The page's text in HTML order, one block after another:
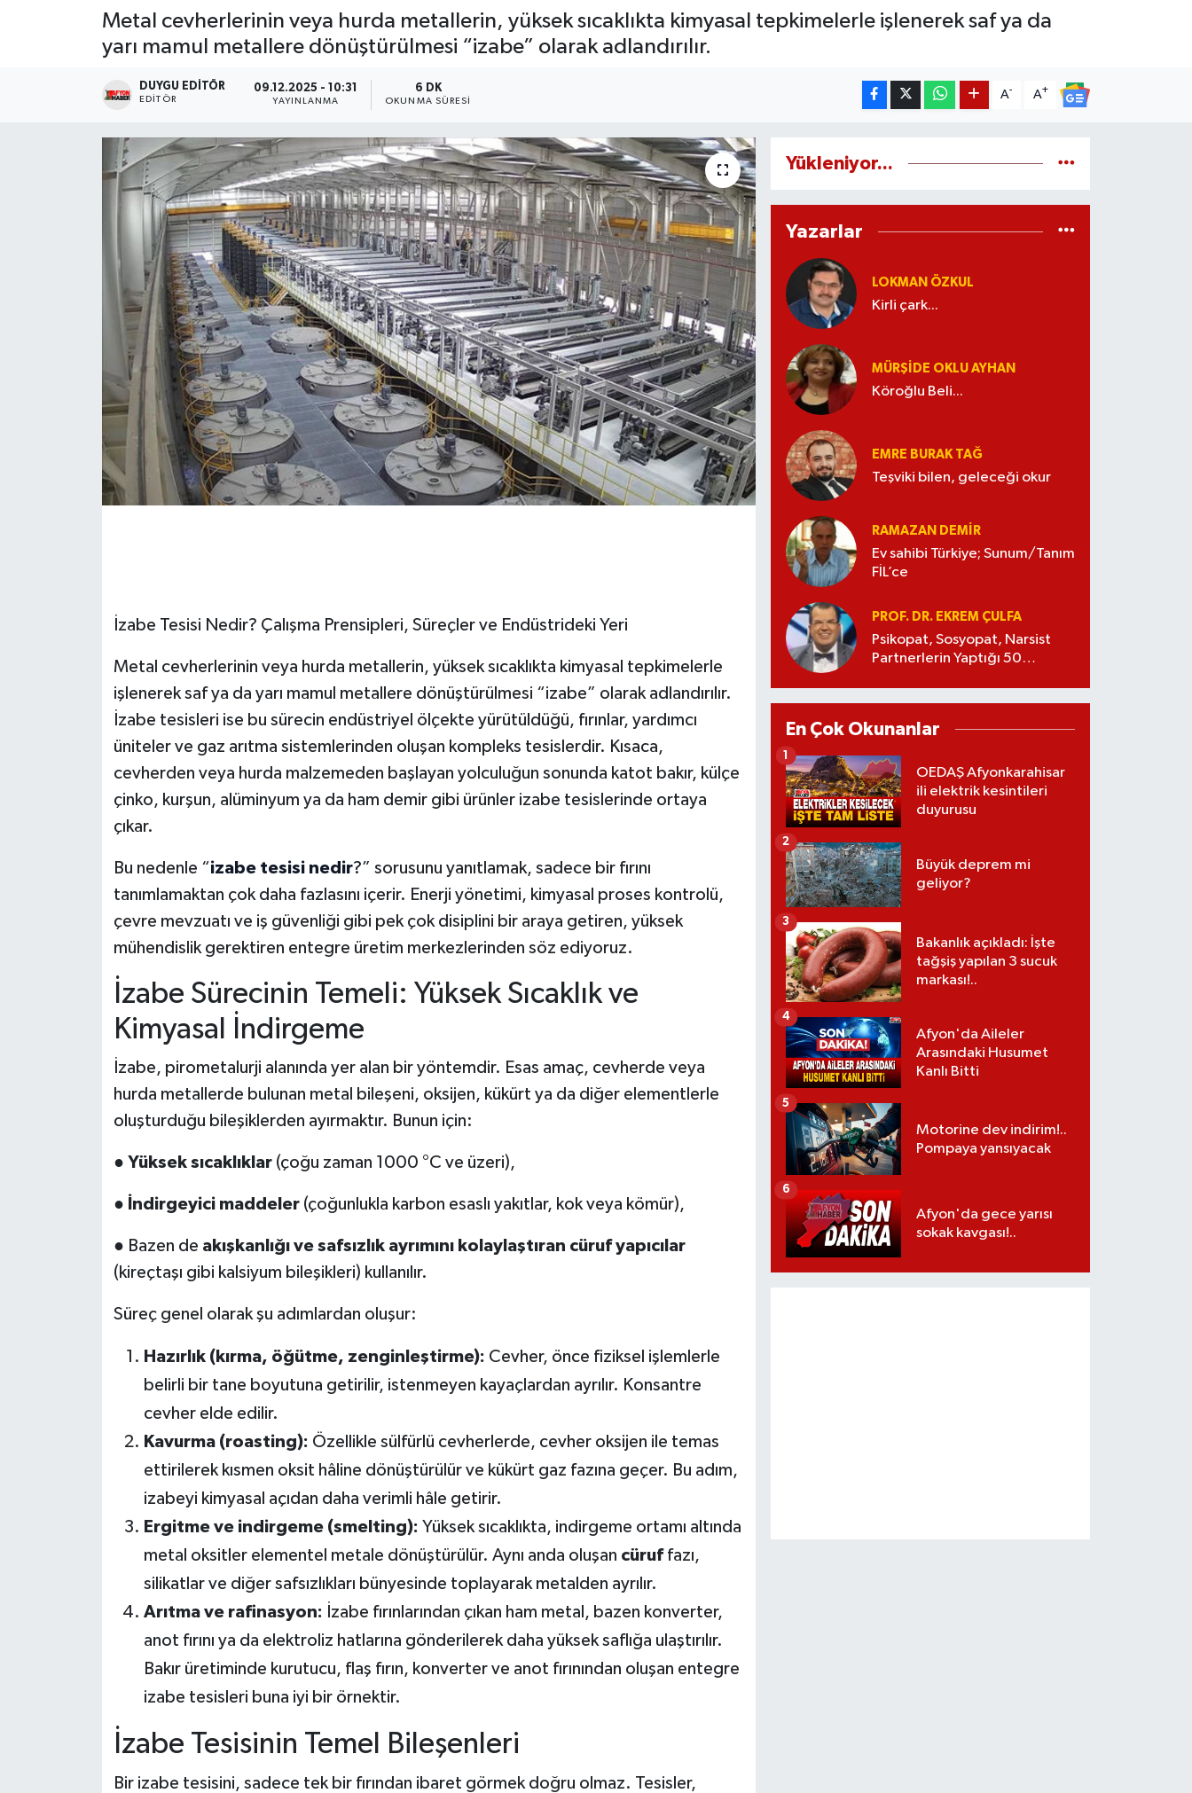
Metal cevherlerinin veya hurda metallerin, yüksek sıcaklıkta kimyasal tepkimelerle işlenerek saf ya da
yarı mamul metallere dönüştürülmesi “izabe” olarak adlandırılır.
DUYGU EDITÖR
EDITÖR
09.12.2025 - 10:31
YAYINLANMA
6 DK
OKUNMA SÜRESI
A- A+
İzabe Tesisi Nedir? Çalışma Prensipleri, Süreçler ve Endüstrideki Yeri
Metal cevherlerinin veya hurda metallerin, yüksek sıcaklıkta kimyasal tepkimelerle
işlenerek saf ya da yarı mamul metallere dönüştürülmesi “izabe” olarak adlandırılır.
İzabe tesisleri ise bu sürecin endüstriyel ölçekte yürütüldüğü, fırınlar, yardımcı
üniteler ve gaz arıtma sistemlerinden oluşan kompleks tesislerdir. Kısaca,
cevherden veya hurda malzemeden başlayan yolculuğun sonunda katot bakır, külçe
çinko, kurşun, alüminyum ya da ham demir gibi ürünler izabe tesislerinde ortaya
çıkar.
Bu nedenle “izabe tesisi nedir?” sorusunu yanıtlamak, sadece bir fırını
tanımlamaktan çok daha fazlasını içerir. Enerji yönetimi, kimyasal proses kontrolü,
çevre mevzuatı ve iş güvenliği gibi pek çok disiplini bir araya getiren, yüksek
mühendislik gerektiren entegre üretim merkezlerinden söz ediyoruz.
İzabe Sürecinin Temeli: Yüksek Sıcaklık ve
Kimyasal İndirgeme
İzabe, pirometalurji alanında yer alan bir yöntemdir. Esas amaç, cevherde veya
hurda metallerde bulunan metal bileşeni, oksijen, kükürt ya da diğer elementlerle
oluşturduğu bileşiklerden ayırmaktır. Bunun için:
● Yüksek sıcaklıklar(çoğu zaman 1000 °C ve üzeri),
● İndirgeyici maddeler(çoğunlukla karbon esaslı yakıtlar, kok veya kömür),
● Bazen de akışkanlığı ve safsızlık ayrımını kolaylaştıran cüruf yapıcılar
(kireçtaşı gibi kalsiyum bileşikleri) kullanılır.
Süreç genel olarak şu adımlardan oluşur:
Hazırlık (kırma, öğütme, zenginleştirme): Cevher, önce fiziksel işlemlerle
belirli bir tane boyutuna getirilir, istenmeyen kayaçlardan ayrılır. Konsantre
cevher elde edilir.
Kavurma (roasting): Özellikle sülfürlü cevherlerde, cevher oksijen ile temas
ettirilerek kısmen oksit hâline dönüştürülür ve kükürt gaz fazına geçer. Bu adım,
izabeyi kimyasal açıdan daha verimli hâle getirir.
Ergitme ve indirgeme (smelting): Yüksek sıcaklıkta, indirgeme ortamı altında
metal oksitler elementel metale dönüştürülür. Aynı anda oluşan cüruffazı,
silikatlar ve diğer safsızlıkları bünyesinde toplayarak metalden ayrılır.
Arıtma ve rafinasyon: İzabe fırınlarından çıkan ham metal, bazen konverter,
anot fırını ya da elektroliz hatlarına gönderilerek daha yüksek saflığa ulaştırılır.
Bakır üretiminde kurutucu, flaş fırın, konverter ve anot fırınından oluşan entegre
izabe tesisleri buna iyi bir örnektir.
İzabe Tesisinin Temel Bileşenleri
Bir izabe tesisini, sadece tek bir fırından ibaret görmek doğru olmaz. Tesisler,
Yükleniyor...
Yazarlar
LOKMAN ÖZKUL
Kirli çark...
MÜRŞIDE OKLU AYHAN
Köroğlu Beli...
EMRE BURAK TAĞ
Teşviki bilen, geleceği okur
RAMAZAN DEMİR
Ev sahibi Türkiye; Sunum/Tanım
FİL’ce
PROF. DR. EKREM ÇULFA
Psikopat, Sosyopat, Narsist
Partnerlerin Yaptığı 50
En Çok Okunanlar
OEDAŞ Afyonkarahisar
ili elektrik kesintileri
duyurusu
1
Büyük deprem mi
geliyor?
2
Bakanlık açıkladı: İşte
tağşiş yapılan 3 sucuk
markası!..
3
Afyon'da Aileler
Arasındaki Husumet
Kanlı Bitti
4
Motorine dev indirim!..
Pompaya yansıyacak
5
Afyon'da gece yarısı
sokak kavgası!..
6
Magazin